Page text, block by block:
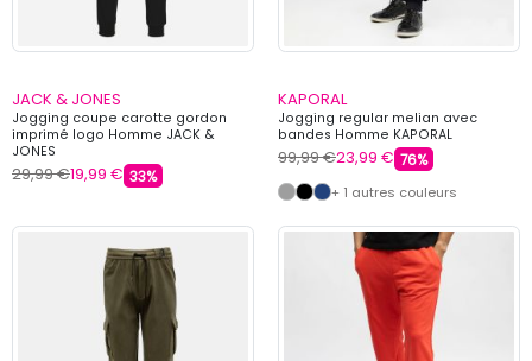
JACK & JONES
Jogging coupe carotte gordon
imprimé logo Homme JACK &
JONES
29,99 €19,99 € 33%
KAPORAL
Jogging regular melian avec
bandes Homme KAPORAL
99,99 €23,99 € 76%
+ 1 autres couleurs